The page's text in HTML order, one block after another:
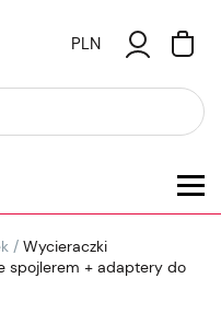
PLN
/ Wycieraczki
spojlerem + adaptery do